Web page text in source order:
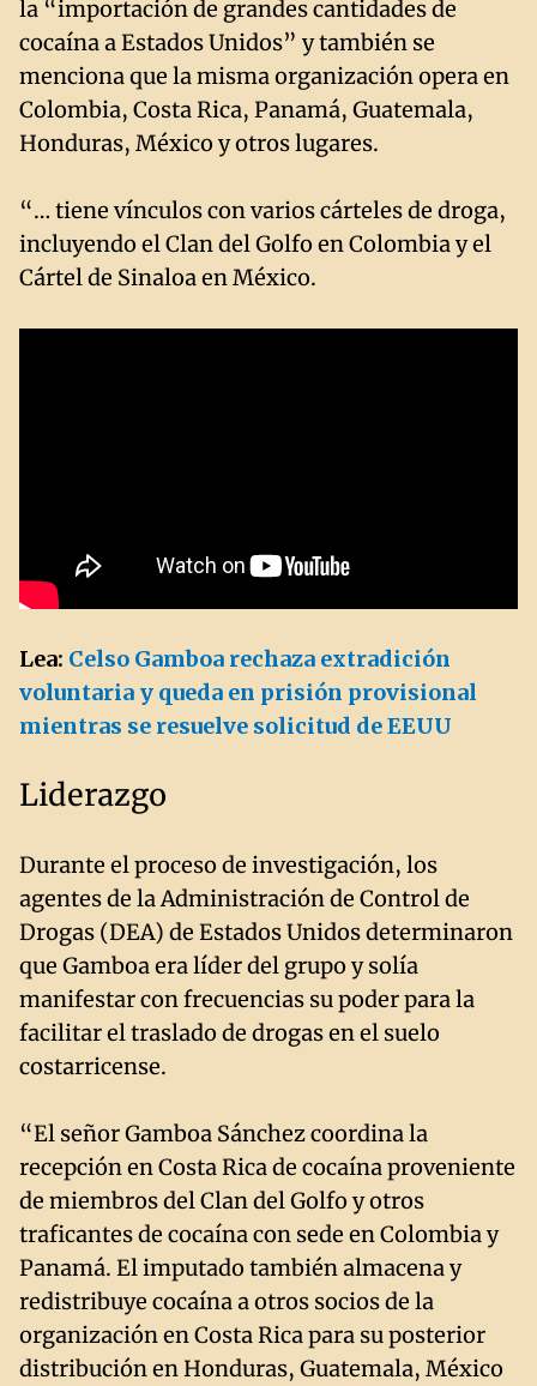
la “importación de grandes cantidades de
cocaína a Estados Unidos” y también se
menciona que la misma organización opera en
Colombia, Costa Rica, Panamá, Guatemala,
Honduras, México y otros lugares.
“… tiene vínculos con varios cárteles de droga,
incluyendo el Clan del Golfo en Colombia y el
Cártel de Sinaloa en México.
Lea: Celso Gamboa rechaza extradición
voluntaria y queda en prisión provisional
mientras se resuelve solicitud de EEUU
Liderazgo
Durante el proceso de investigación, los
agentes de la Administración de Control de
Drogas (DEA) de Estados Unidos determinaron
que Gamboa era líder del grupo y solía
manifestar con frecuencias su poder para la
facilitar el traslado de drogas en el suelo
costarricense.
“El señor Gamboa Sánchez coordina la
recepción en Costa Rica de cocaína proveniente
de miembros del Clan del Golfo y otros
traficantes de cocaína con sede en Colombia y
Panamá. El imputado también almacena y
redistribuye cocaína a otros socios de la
organización en Costa Rica para su posterior
distribución en Honduras, Guatemala, México